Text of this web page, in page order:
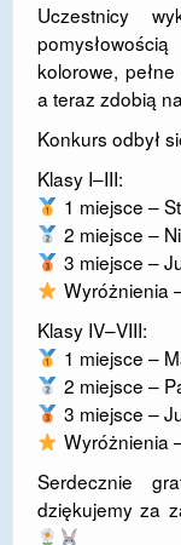
GALERIA
SPORT
DOSTĘPNOŚĆ
POLITYKA
RODO
EGZAMIN
STANDARDY
PROJEKT
KSZTAŁCENIA
ŻORY”
REKRUTACJA
mLegitymacja
Uczestnicy
kolorowe,
a teraz zdobią
Konkurs odbył
Klasy I–III:
1 miejsce –
2 miejsce –
3 miejsce –
Wyróżnienia
Klasy IV–VIII:
1 miejsce –
2 miejsce –
3 miejsce –
Wyróżnienia
Serdecznie
dziękujemy za